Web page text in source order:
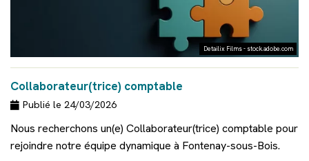
Accompagnement facturation électronique
Recherche
Detailix Films - stock.adobe.com
Collaborateur(trice) comptable
Publié le 24/03/2026
Nous recherchons un(e) Collaborateur(trice) comptable pour
rejoindre notre équipe dynamique à Fontenay-sous-Bois.